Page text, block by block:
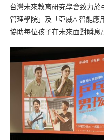
台灣未來教育研究學會致力
管理學院」及「亞威AI智能應
協助每位孩子在未來面對瞬息